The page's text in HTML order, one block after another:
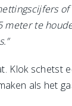
meter te
Klok schetst
als het